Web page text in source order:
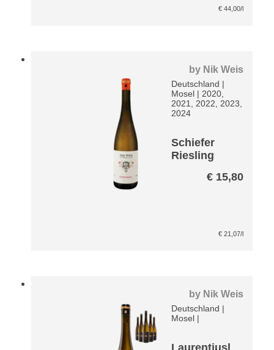
€44,00/l
by Nik Weis
Deutschland |
Mosel | 2020,
2021, 2022, 2023,
2024
Schiefer
Riesling
€15,80
€21,07/l
by Nik Weis
Deutschland |
Mosel |